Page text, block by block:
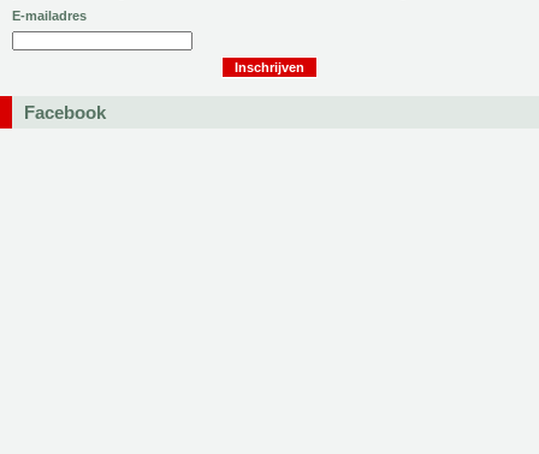
E-mailadres
Facebook